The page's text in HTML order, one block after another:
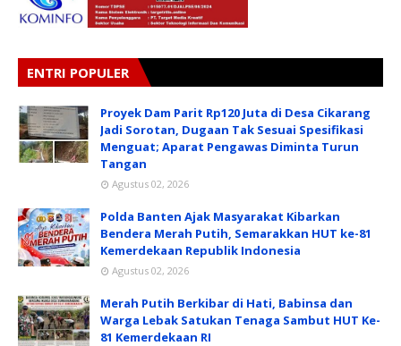
ENTRI POPULER
Proyek Dam Parit Rp120 Juta di Desa Cikarang
Jadi Sorotan, Dugaan Tak Sesuai Spesifikasi
Menguat; Aparat Pengawas Diminta Turun
Tangan
Agustus 02, 2026
Polda Banten Ajak Masyarakat Kibarkan
Bendera Merah Putih, Semarakkan HUT ke-81
Kemerdekaan Republik Indonesia
Agustus 02, 2026
Merah Putih Berkibar di Hati, Babinsa dan
Warga Lebak Satukan Tenaga Sambut HUT Ke-
81 Kemerdekaan RI